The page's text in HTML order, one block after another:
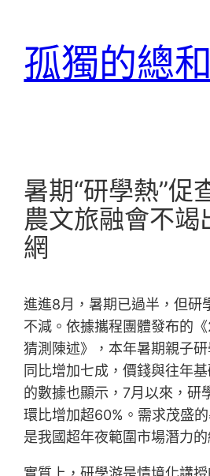
孤獨的總和
暑期“研學熱”促
農文旅融會不竭
網
進進8月，暑期已過半，但研
不減。依據攜程團體發布的
猜測陳述》，本年暑期親子
同比增加七成，價錢與往年
的數據也顯示，7月以來，研
環比增加超60%。需求茂盛
是我國超年夜範圍市場潛力的